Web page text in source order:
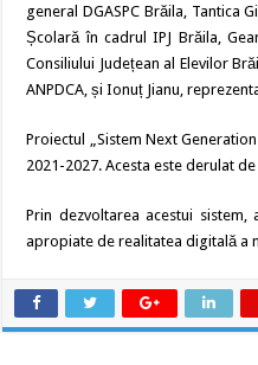
general DGASPC Brăila, Tantica
Școlară în cadrul IPJ Brăila,
Consiliului Județean al Elevilor
ANPDCA, și Ionuț Jianu,
Proiectul „Sistem Next
2021-2027. Acesta este derulat
Prin dezvoltarea acestui
apropiate de realitatea digitală a